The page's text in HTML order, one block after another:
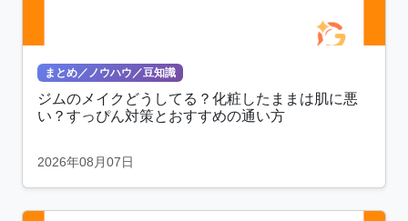
まとめ／ノウハウ／豆知識
ジムのメイクどうしてる？化粧したままは肌に悪
い？すっぴん対策とおすすめの通い方
2026年08月07日